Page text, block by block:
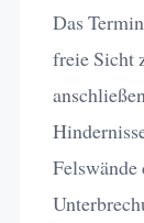
Das
freie Sicht